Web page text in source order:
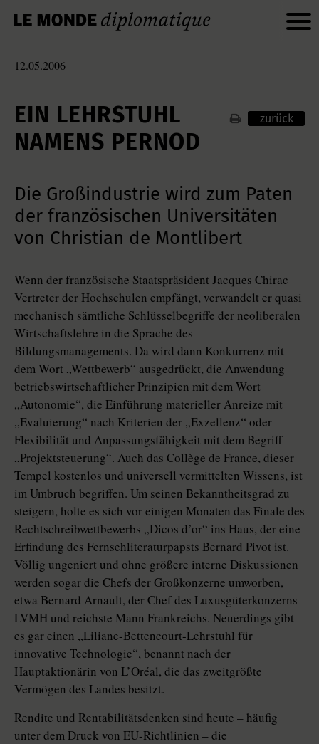
12.05.2006
EIN LEHRSTUHL
NAMENS PERNOD
zurück
Die Großindustrie wird zum Paten
der französischen Universitäten
von Christian de Montlibert
Wenn der französische Staatspräsident Jacques Chirac
Vertreter der Hochschulen empfängt, verwandelt er quasi
mechanisch sämtliche Schlüsselbegriffe der neoliberalen
Wirtschaftslehre in die Sprache des
Bildungsmanagements. Da wird dann Konkurrenz mit
dem Wort „Wettbewerb“ ausgedrückt, die Anwendung
betriebswirtschaftlicher Prinzipien mit dem Wort
„Autonomie“, die Einführung materieller Anreize mit
„Evaluierung“ nach Kriterien der „Exzellenz“ oder
Flexibilität und Anpassungsfähigkeit mit dem Begriff
„Projektsteuerung“. Auch das Collège de France, dieser
Tempel kostenlos und universell vermittelten Wissens, ist
im Umbruch begriffen. Um seinen Bekanntheitsgrad zu
steigern, holte es sich vor einigen Monaten das Finale des
Rechtschreibwettbewerbs „Dicos d’or“ ins Haus, der eine
Erfindung des Fernsehliteraturpapsts Bernard Pivot ist.
Völlig ungeniert und ohne größere interne Diskussionen
werden sogar die Chefs der Großkonzerne umworben,
etwa Bernard Arnault, der Chef des Luxusgüterkonzerns
LVMH und reichste Mann Frankreichs. Neuerdings gibt
es gar einen „Liliane-Bettencourt-Lehrstuhl für
innovative Technologie“, benannt nach der
Hauptaktionärin von L’Oréal, die das zweitgrößte
Vermögen des Landes besitzt.
Rendite und Rentabilitätsdenken sind heute – häufig
unter dem Druck von EU-Richtlinien – die